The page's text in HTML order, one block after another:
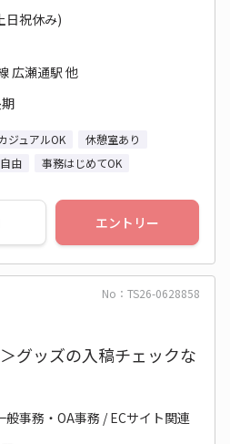
日祝休み)
広瀬通駅 他
ジュアルOK
休憩室あり
由 事務はじめてOK
エントリー
No：TS26-0628858
グッズの入稿チェックな
般事務・OA事務 / ECサイト関連